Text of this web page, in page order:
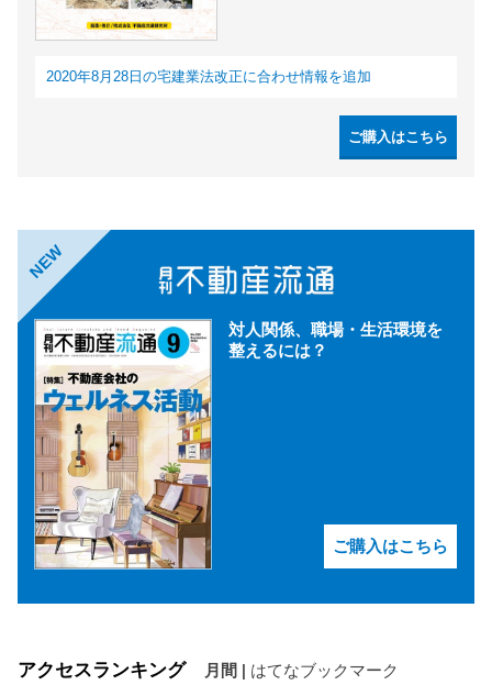
2020年8月28日の宅建業法改正に合わせ情報を追加
ご購入はこちら
NEW
対人関係、職場・生活環境を
整えるには？
ご購入はこちら
アクセスランキング 月間 | はてなブックマーク